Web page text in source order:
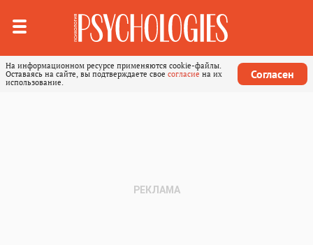
На информационном ресурсе применяются cookie-файлы.
Оставаясь на сайте, вы подтверждаете свое согласие на их
использование.
Согласен